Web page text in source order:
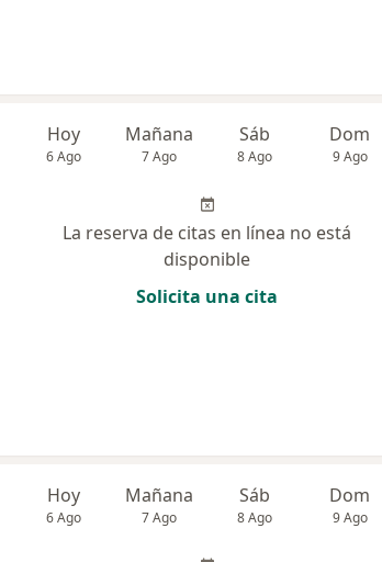
Hoy
6 Ago
Mañana
7 Ago
Sáb
8 Ago
Dom
9 Ago
La reserva de citas en línea no está
disponible
Solicita una cita
Hoy
6 Ago
Mañana
7 Ago
Sáb
8 Ago
Dom
9 Ago